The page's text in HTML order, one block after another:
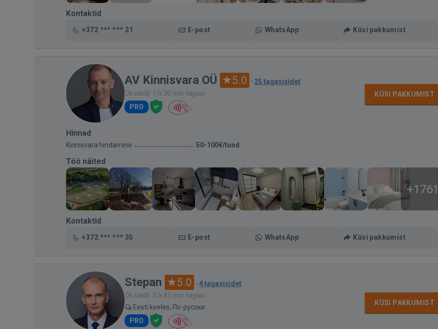
Kontaktid
+372 *** *** 21 E-post WhatsApp Küsi pakkumist
AV Kinnisvara OÜ 5.0 · 25 tagasisidet
Oli saidil: 1 h 30 min tagasi
PRO
KÜSI PAKKUMIST
Hinnad
Kinnisvara hindamine 50-100€/tund
Töö näited
Kontaktid
+372 *** *** 35 E-post WhatsApp Küsi pakkumist
Stepan 5.0 · 4 tagasisidet
Oli saidil: 3 h 43 min tagasi
Eesti keeles, По-русски
PRO
KÜSI PAKKUMIST